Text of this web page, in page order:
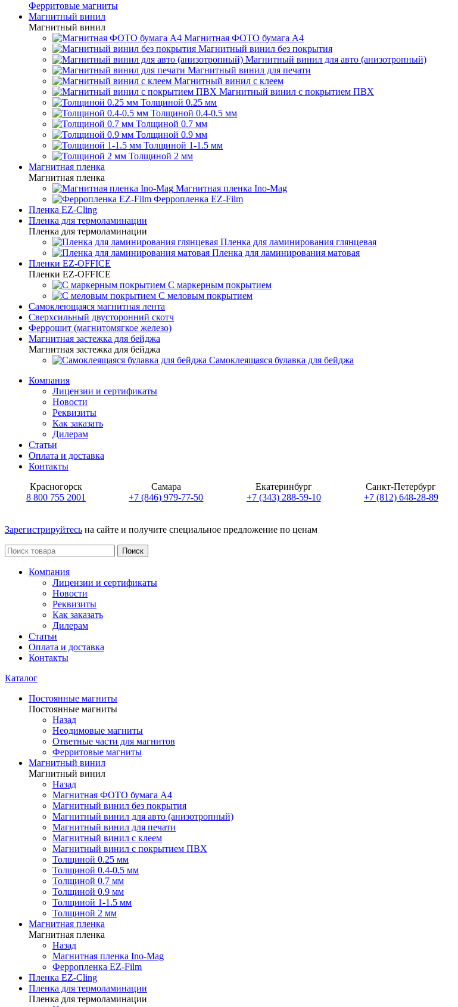
Ферритовые магниты
Магнитный винил
Магнитный винил
Магнитная ФОТО бумага А4
Магнитный винил без покрытия
Магнитный винил для авто (анизотропный)
Магнитный винил для печати
Магнитный винил с клеем
Магнитный винил с покрытием ПВХ
Толщиной 0.25 мм
Толщиной 0.4-0.5 мм
Толщиной 0.7 мм
Толщиной 0.9 мм
Толщиной 1-1.5 мм
Толщиной 2 мм
Магнитная пленка
Магнитная пленка
Магнитная пленка Ino-Mag
Ферропленка EZ-Film
Пленка EZ-Cling
Пленка для термоламинации
Пленка для термоламинации
Пленка для ламинирования глянцевая
Пленка для ламинирования матовая
Пленки EZ-OFFICE
Пленки EZ-OFFICE
С маркерным покрытием
С меловым покрытием
Самоклеющаяся магнитная лента
Сверхсильный двусторонний скотч
Феррошит (магнитомягкое железо)
Магнитная застежка для бейджа
Магнитная застежка для бейджа
Самоклеящаяся булавка для бейджа
Компания
Лицензии и сертификаты
Новости
Реквизиты
Как заказать
Дилерам
Статьи
Оплата и доставка
Контакты
Красногорск
8 800 755 2001
Самара
+7 (846) 979-77-50
Екатеринбург
+7 (343) 288-59-10
Санкт-Петербург
+7 (812) 648-28-89
Зарегистрируйтесь на сайте и получите специальное предложение по ценам
Поиск
Компания
Лицензии и сертификаты
Новости
Реквизиты
Как заказать
Дилерам
Статьи
Оплата и доставка
Контакты
Каталог
Постоянные магниты
Постоянные магниты
Назад
Неодимовые магниты
Ответные части для магнитов
Ферритовые магниты
Магнитный винил
Магнитный винил
Назад
Магнитная ФОТО бумага А4
Магнитный винил без покрытия
Магнитный винил для авто (анизотропный)
Магнитный винил для печати
Магнитный винил с клеем
Магнитный винил с покрытием ПВХ
Толщиной 0.25 мм
Толщиной 0.4-0.5 мм
Толщиной 0.7 мм
Толщиной 0.9 мм
Толщиной 1-1.5 мм
Толщиной 2 мм
Магнитная пленка
Магнитная пленка
Назад
Магнитная пленка Ino-Mag
Ферропленка EZ-Film
Пленка EZ-Cling
Пленка для термоламинации
Пленка для термоламинации